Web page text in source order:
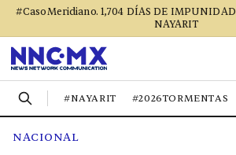
#CasoMeridiano. 1,704 DÍAS DE
NAYARIT
#NAYARIT #2026TORMENTAS
NACIONAL